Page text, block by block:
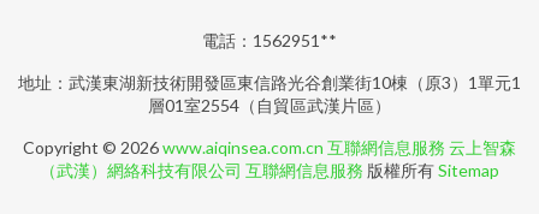
電話：1562951**
地址：武漢東湖新技術開發區東信路光谷創業街10棟（原3）1單元1
層01室2554（自貿區武漢片區）
Copyright © 2026www.aiqinsea.com.cn 互聯網信息服務 云上智森
（武漢）網絡科技有限公司 互聯網信息服務 版權所有Sitemap